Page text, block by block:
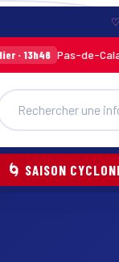
Pas-de-Calais :
🌀 SAISON